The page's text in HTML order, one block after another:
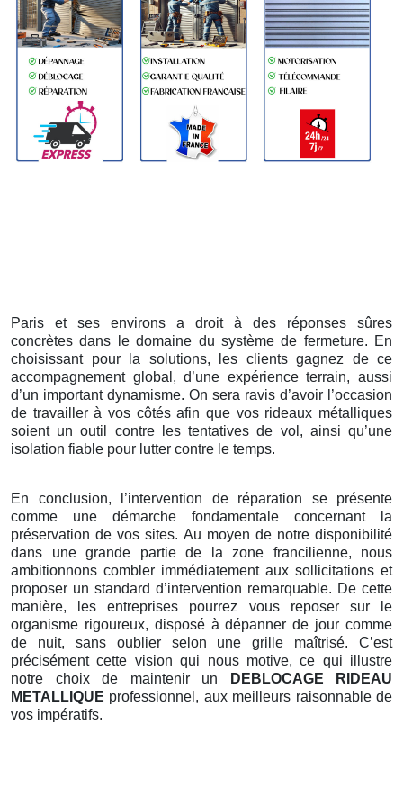
Paris et ses environs a droit à des réponses sûres
concrètes dans le domaine du système de fermeture. En
choisissant pour la solutions, les clients gagnez de ce
accompagnement global, d’une expérience terrain, aussi
d’un important dynamisme. On sera ravis d’avoir l’occasion
de travailler à vos côtés afin que vos rideaux métalliques
soient un outil contre les tentatives de vol, ainsi qu’une
isolation fiable pour lutter contre le temps.
En conclusion, l’intervention de réparation se présente
comme une démarche fondamentale concernant la
préservation de vos sites. Au moyen de notre disponibilité
dans une grande partie de la zone francilienne, nous
ambitionnons combler immédiatement aux sollicitations et
proposer un standard d’intervention remarquable. De cette
manière, les entreprises pourrez vous reposer sur le
organisme rigoureux, disposé à dépanner de jour comme
de nuit, sans oublier selon une grille maîtrisé. C’est
précisément cette vision qui nous motive, ce qui illustre
notre choix de maintenir un
DEBLOCAGE RIDEAU
METALLIQUE professionnel, aux meilleurs raisonnable de
vos impératifs.